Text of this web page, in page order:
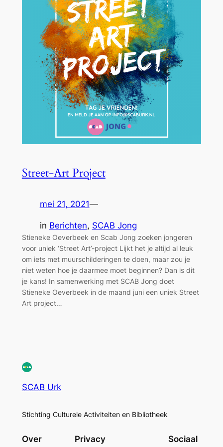
Street-Art Project
mei 21, 2021—
in Berichten, SCAB Jong
Stieneke Oeverbeek en Scab Jong zoeken jongeren
voor uniek ‘Street Art’-project Lijkt het je altijd al leuk
om iets met muurschilderingen te doen, maar zou je
niet weten hoe je daarmee moet beginnen? Dan is dit
je kans! In samenwerking met SCAB Jong doet
Stieneke Oeverbeek in de maand juni een uniek Street
Art project…
SCAB Urk
Stichting Culturele Activiteiten en Bibliotheek
Over Privacy Sociaal